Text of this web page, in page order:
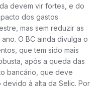
devem vir fortes, e do
dos gastos
mas sem reduzir as
O BC ainda divulga o
que tem sido mais
após a queda das
bancário, que deve
devido à alta da Selic. Por